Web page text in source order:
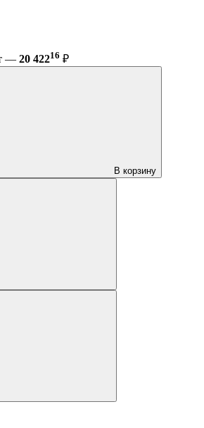
— 20 42216 ₽
В корзину